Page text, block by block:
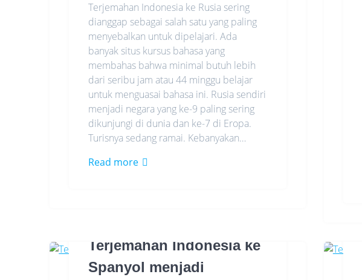
Terjemahan Indonesia ke Rusia sering
dianggap sebagai salah satu yang paling
menyebalkan untuk dipelajari. Ada
banyak situs kursus bahasa yang
membahas bahwa minimal butuh lebih
dari seribu jam atau 44 minggu belajar
untuk menguasai bahasa ini. Rusia sendiri
menjadi negara yang ke-9 paling sering
dikunjungi di dunia dan ke-7 di Eropa.
Turisnya sedang ramai. Kebanyakan…
Read more
Terjemahan Indonesia ke
Spanyol menjadi